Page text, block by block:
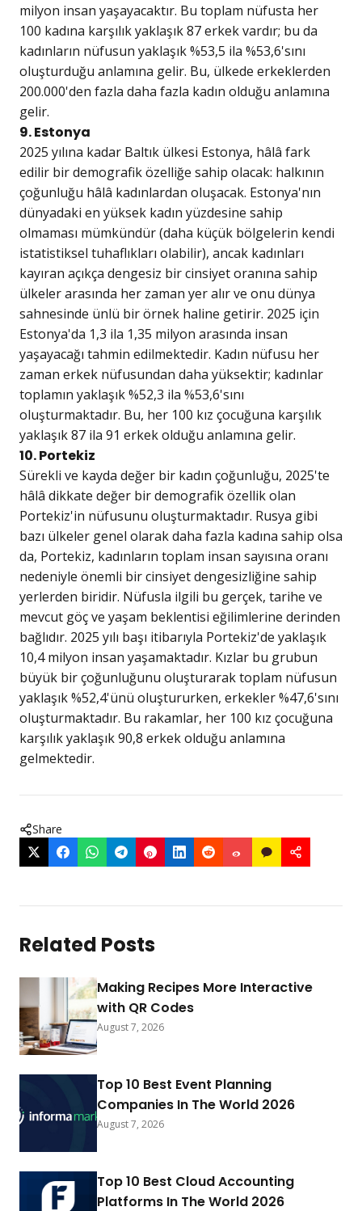
milyon insan yaşayacaktır. Bu toplam nüfusta her
100 kadına karşılık yaklaşık 87 erkek vardır; bu da
kadınların nüfusun yaklaşık %53,5 ila %53,6'sını
oluşturduğu anlamına gelir. Bu, ülkede erkeklerden
200.000'den fazla daha fazla kadın olduğu anlamına
gelir.
9. Estonya
2025 yılına kadar Baltık ülkesi Estonya, hâlâ fark
edilir bir demografik özelliğe sahip olacak: halkının
çoğunluğu hâlâ kadınlardan oluşacak. Estonya'nın
dünyadaki en yüksek kadın yüzdesine sahip
olmaması mümkündür (daha küçük bölgelerin kendi
istatistiksel tuhaflıkları olabilir), ancak kadınları
kayıran açıkça dengesiz bir cinsiyet oranına sahip
ülkeler arasında her zaman yer alır ve onu dünya
sahnesinde ünlü bir örnek haline getirir. 2025 için
Estonya'da 1,3 ila 1,35 milyon arasında insan
yaşayacağı tahmin edilmektedir. Kadın nüfusu her
zaman erkek nüfusundan daha yüksektir; kadınlar
toplamın yaklaşık %52,3 ila %53,6'sını
oluşturmaktadır. Bu, her 100 kız çocuğuna karşılık
yaklaşık 87 ila 91 erkek olduğu anlamına gelir.
10. Portekiz
Sürekli ve kayda değer bir kadın çoğunluğu, 2025'te
hâlâ dikkate değer bir demografik özellik olan
Portekiz'in nüfusunu oluşturmaktadır. Rusya gibi
bazı ülkeler genel olarak daha fazla kadına sahip olsa
da, Portekiz, kadınların toplam insan sayısına oranı
nedeniyle önemli bir cinsiyet dengesizliğine sahip
yerlerden biridir. Nüfusla ilgili bu gerçek, tarihe ve
mevcut göç ve yaşam beklentisi eğilimlerine derinden
bağlıdır. 2025 yılı başı itibarıyla Portekiz'de yaklaşık
10,4 milyon insan yaşamaktadır. Kızlar bu grubun
büyük bir çoğunluğunu oluşturarak toplam nüfusun
yaklaşık %52,4'ünü oluştururken, erkekler %47,6'sını
oluşturmaktadır. Bu rakamlar, her 100 kız çocuğuna
karşılık yaklaşık 90,8 erkek olduğu anlamına
gelmektedir.
Share
Related Posts
Making Recipes More Interactive
with QR Codes
August 7, 2026
Top 10 Best Event Planning
Companies In The World 2026
August 7, 2026
Top 10 Best Cloud Accounting
Platforms In The World 2026